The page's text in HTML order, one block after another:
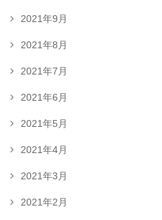
2021年9月
2021年8月
2021年7月
2021年6月
2021年5月
2021年4月
2021年3月
2021年2月